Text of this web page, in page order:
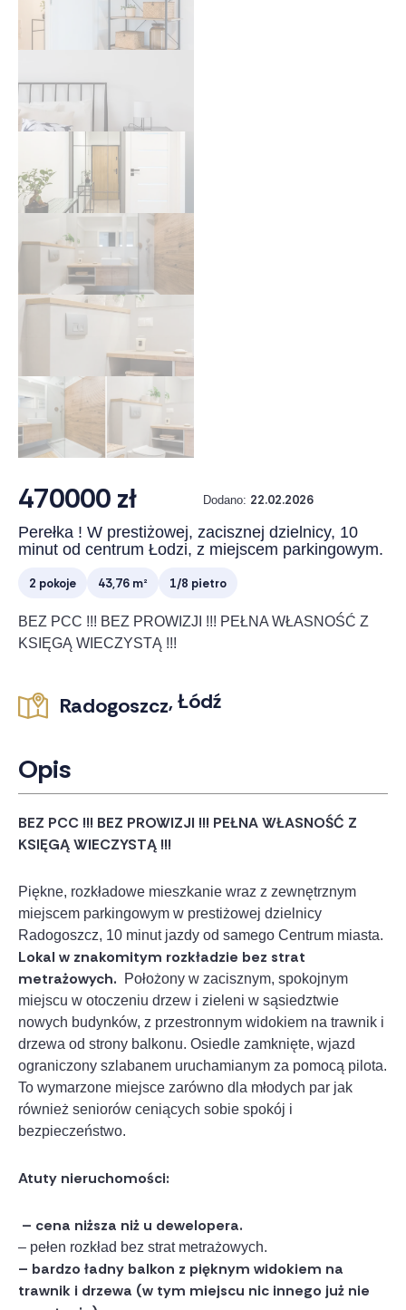
470000 zł Dodano: 22.02.2026
Perełka ! W prestiżowej, zacisznej dzielnicy, 10
minut od centrum Łodzi, z miejscem parkingowym.
2 pokoje 43,76 m² 1/8 pietro
BEZ PCC !!! BEZ PROWIZJI !!! PEŁNA WŁASNOŚĆ Z
KSIĘGĄ WIECZYSTĄ !!!
Radogoszcz, Łódź
Opis
BEZ PCC !!! BEZ PROWIZJI !!! PEŁNA WŁASNOŚĆ Z
KSIĘGĄ WIECZYSTĄ !!!
Piękne, rozkładowe mieszkanie wraz z zewnętrznym
miejscem parkingowym w prestiżowej dzielnicy
Radogoszcz, 10 minut jazdy od samego Centrum miasta.
Lokal w znakomitym rozkładzie bez strat
metrażowych. Położony w zacisznym, spokojnym
miejscu w otoczeniu drzew i zieleni w sąsiedztwie
nowych budynków, z przestronnym widokiem na trawnik i
drzewa od strony balkonu. Osiedle zamknięte, wjazd
ograniczony szlabanem uruchamianym za pomocą pilota.
To wymarzone miejsce zarówno dla młodych par jak
również seniorów ceniących sobie spokój i
bezpieczeństwo.
Atuty nieruchomości:
– cena niższa niż u dewelopera.
– pełen rozkład bez strat metrażowych.
– bardzo ładny balkon z pięknym widokiem na
trawnik i drzewa (w tym miejscu nic innego już nie